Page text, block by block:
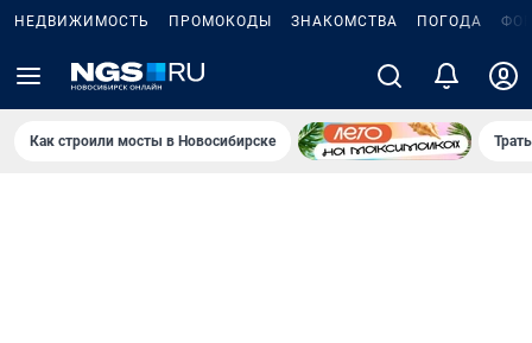
НЕДВИЖИМОСТЬ ПРОМОКОДЫ ЗНАКОМСТВА ПОГОДА
Как строили мосты в Новосибирске